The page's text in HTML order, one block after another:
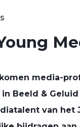
media-
Beeld &
van het